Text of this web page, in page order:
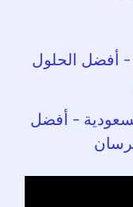
أفضل الحلول
– أفضل